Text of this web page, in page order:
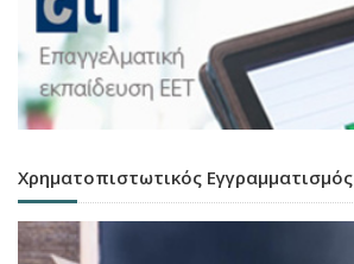
Χρηματοπιστωτικός Εγγραμματισμός